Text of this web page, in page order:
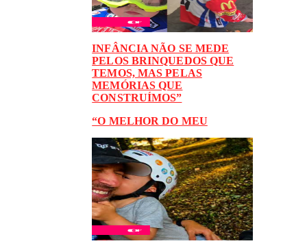
INFÂNCIA NÃO SE MEDE
PELOS BRINQUEDOS QUE
TEMOS, MAS PELAS
MEMÓRIAS QUE
CONSTRUÍMOS”
“O MELHOR DO MEU